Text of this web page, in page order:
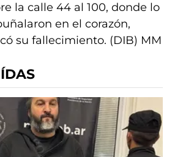
la calle 44 al 100, donde lo
en el corazón,
su fallecimiento. (DIB) MM